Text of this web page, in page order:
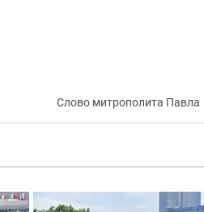
Слово митрополита Павла